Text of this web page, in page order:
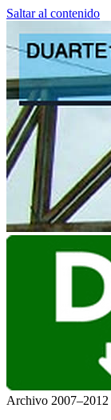
Saltar al contenido
Archivo 2007–2012